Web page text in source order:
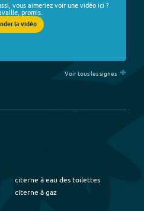
vous aimeriez voir une vidéo ici ?
promis.
la vidéo
Voir tous les signes +
citerne à eau des toilettes
citerne à gaz